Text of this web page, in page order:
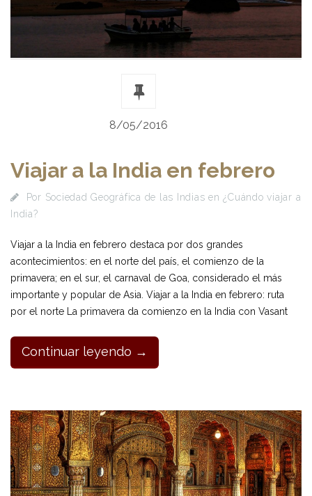
8/05/2016
Viajar a la India en febrero
Por Sociedad Geográfica de las Indias en¿Cuándo viajar a
India?
Viajar a la India en febrero destaca por dos grandes
acontecimientos: en el norte del país, el comienzo de la
primavera; en el sur, el carnaval de Goa, considerado el más
importante y popular de Asia. Viajar a la India en febrero: ruta
por el norte La primavera da comienzo en la India con Vasant
Continuar leyendo →